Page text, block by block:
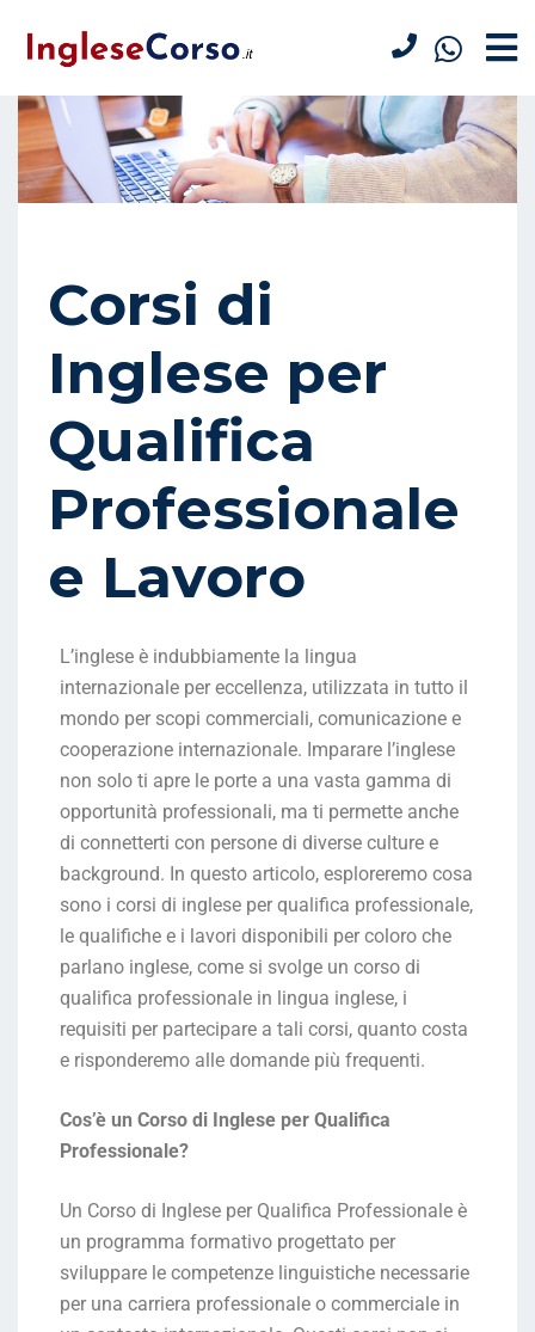
Corsi di
Inglese per
Qualifica
Professionale
e Lavoro
L’inglese è indubbiamente la lingua
internazionale per eccellenza, utilizzata in tutto il
mondo per scopi commerciali, comunicazione e
cooperazione internazionale. Imparare l’inglese
non solo ti apre le porte a una vasta gamma di
opportunità professionali, ma ti permette anche
di connetterti con persone di diverse culture e
background. In questo articolo, esploreremo cosa
sono i corsi di inglese per qualifica professionale,
le qualifiche e i lavori disponibili per coloro che
parlano inglese, come si svolge un corso di
qualifica professionale in lingua inglese, i
requisiti per partecipare a tali corsi, quanto costa
e risponderemo alle domande più frequenti.
Cos’è un Corso di Inglese per Qualifica
Professionale?
Un Corso di Inglese per Qualifica Professionale è
un programma formativo progettato per
sviluppare le competenze linguistiche necessarie
per una carriera professionale o commerciale in